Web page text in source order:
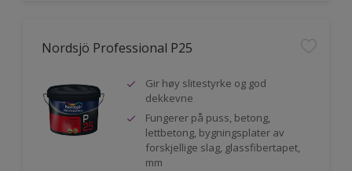
Nordsjö Professional P25
Gir høy slitestyrke og god
dekkevne
Fungerer på puss, betong,
lettbetong, bygningsplater av
forskjellige slag, glassfibertapet,
mm